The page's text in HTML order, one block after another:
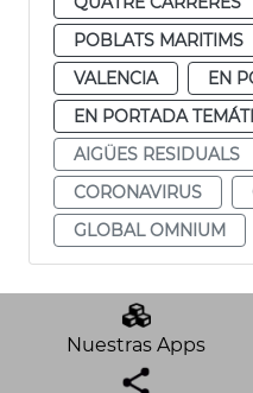
POBLATS MARITIMS
VALENCIA
EN
EN PORTADA
AIGÜES RESIDUALS
CORONAVIRUS
GLOBAL OMNIUM
Nuestras Apps